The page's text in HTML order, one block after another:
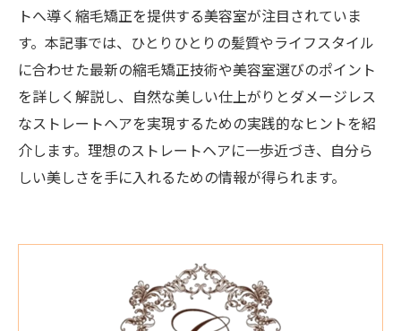
トへ導く縮毛矯正を提供する美容室が注目されていま
す。本記事では、ひとりひとりの髪質やライフスタイル
に合わせた最新の縮毛矯正技術や美容室選びのポイント
を詳しく解説し、自然な美しい仕上がりとダメージレス
なストレートヘアを実現するための実践的なヒントを紹
介します。理想のストレートヘアに一歩近づき、自分ら
しい美しさを手に入れるための情報が得られます。